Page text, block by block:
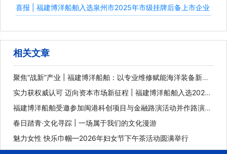
喜报 | 福建博洋船舶入选泉州市2025年市级挂牌后备上市企业
相关文章
聚焦“战新”产业 | 福建博洋船舶：以专业维修赋能海洋装备新未
实力获权威认可 迈向资本市场新征程 | 福建博洋船舶入选2025
福建博洋船舶受邀参加闽港科创项目与金融路演活动并作路演推
春日踏青·文化寻踪 | 一场属于我们的文化漫游
魅力女性 快乐巾帼—2026年妇女节下午茶活动圆满举行